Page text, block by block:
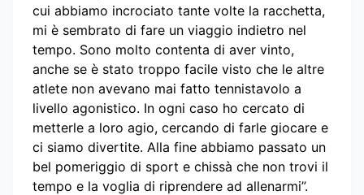
cui abbiamo incrociato tante volte la racchetta,
mi è sembrato di fare un viaggio indietro nel
tempo. Sono molto contenta di aver vinto,
anche se è stato troppo facile visto che le altre
atlete non avevano mai fatto tennistavolo a
livello agonistico. In ogni caso ho cercato di
metterle a loro agio, cercando di farle giocare e
ci siamo divertite. Alla fine abbiamo passato un
bel pomeriggio di sport e chissà che non trovi il
tempo e la voglia di riprendere ad allenarmi”.